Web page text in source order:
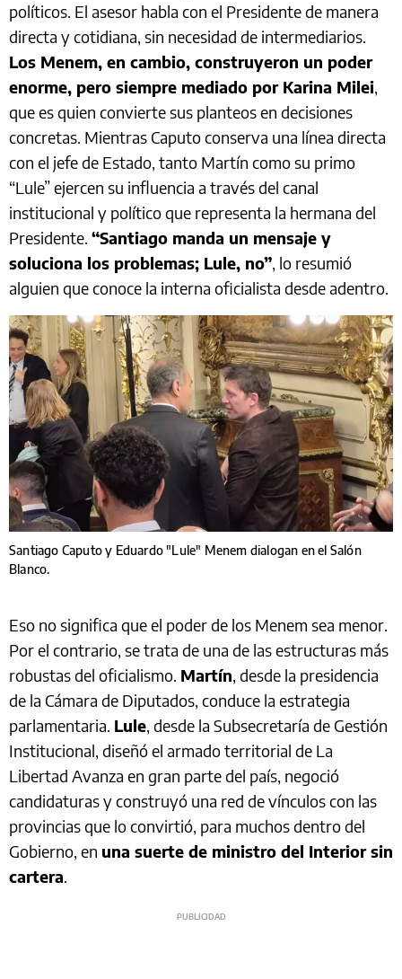
políticos. El asesor habla con el Presidente de manera
directa y cotidiana, sin necesidad de intermediarios.
Los Menem, en cambio, construyeron un poder
enorme, pero siempre mediado por Karina Milei,
que es quien convierte sus planteos en decisiones
concretas. Mientras Caputo conserva una línea directa
con el jefe de Estado, tanto Martín como su primo
“Lule” ejercen su influencia a través del canal
institucional y político que representa la hermana del
Presidente. “Santiago manda un mensaje y
soluciona los problemas; Lule, no”, lo resumió
alguien que conoce la interna oficialista desde adentro.
Santiago Caputo y Eduardo "Lule" Menem dialogan en el Salón
Blanco.
Eso no significa que el poder de los Menem sea menor.
Por el contrario, se trata de una de las estructuras más
robustas del oficialismo. Martín, desde la presidencia
de la Cámara de Diputados, conduce la estrategia
parlamentaria. Lule, desde la Subsecretaría de Gestión
Institucional, diseñó el armado territorial de La
Libertad Avanza en gran parte del país, negoció
candidaturas y construyó una red de vínculos con las
provincias que lo convirtió, para muchos dentro del
Gobierno, en una suerte de ministro del Interior sin
cartera.